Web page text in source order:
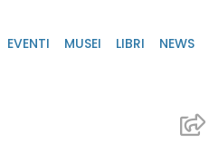
EVENTI MUSEI LIBRI NEWS